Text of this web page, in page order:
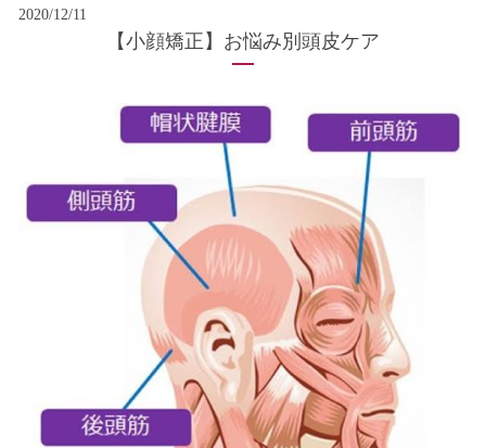
2020/12/11
【小顔矯正】お悩み別頭皮ケア